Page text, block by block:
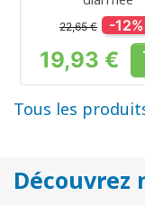
22,65 € -12%
Prix
19,93 €
Tous les
Découvrez